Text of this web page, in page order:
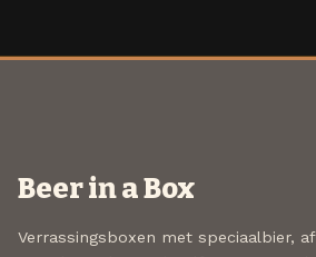
Beer in a Box
Verrassingsboxen met speciaalbier,